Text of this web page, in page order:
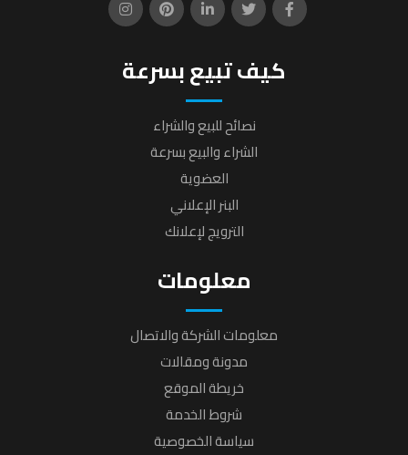
كيف تبيع بسرعة
نصائح للبيع والشراء
الشراء والبيع بسرعة
العضوية
البنر الإعلاني
الترويج لإعلانك
معلومات
معلومات الشركة والاتصال
مدونة ومقالات
خريطة الموقع
شروط الخدمة
سياسة الخصوصية